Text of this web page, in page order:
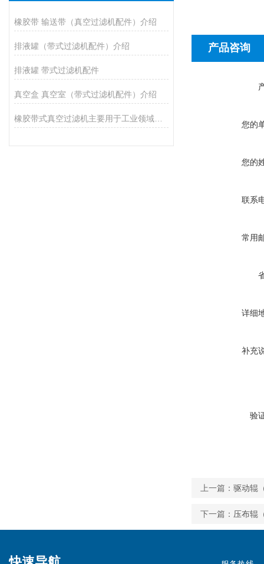
橡胶带 输送带（真空过滤机配件）介绍
排液罐（带式过滤机配件）介绍
排液罐 带式过滤机配件
真空盒 真空室（带式过滤机配件）介绍
产品咨询
您的
您的
联系
常用
详细
补充
验
上一篇： 驱动辊
下一篇： 压布辊